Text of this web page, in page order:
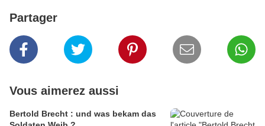
Partager
Vous aimerez aussi
Bertold Brecht : und was bekam das